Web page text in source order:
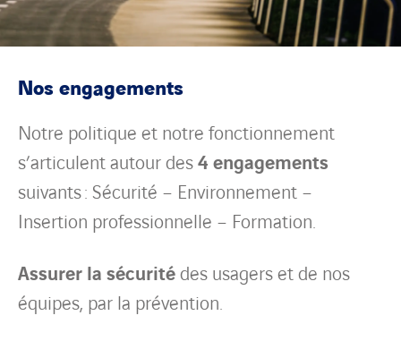
Nos engagements
Notre politique et notre fonctionnement
s’articulent autour des4 engagements
suivants : Sécurité – Environnement –
Insertion professionnelle – Formation.
Assurer la sécuritédes usagers et de nos
équipes, par la prévention.